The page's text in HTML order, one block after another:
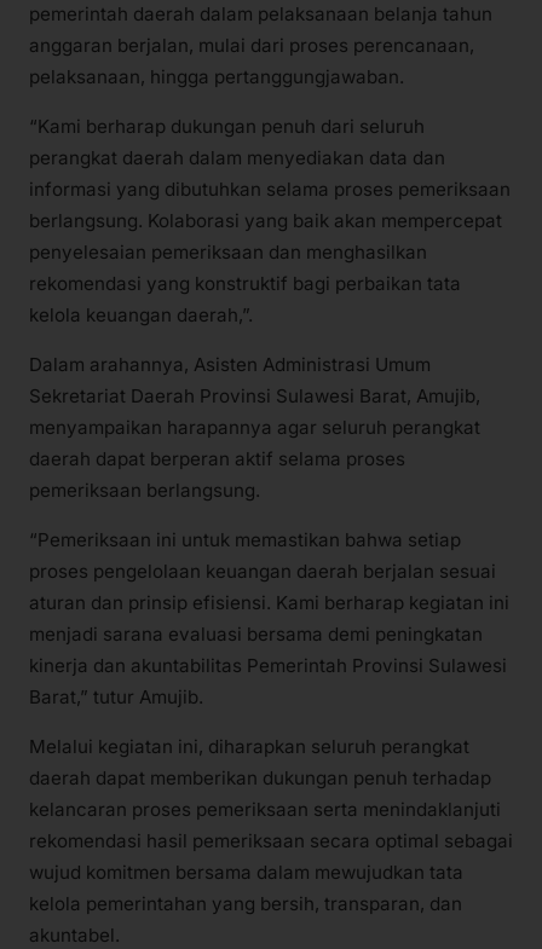
pemerintah daerah dalam pelaksanaan belanja tahun
anggaran berjalan, mulai dari proses perencanaan,
pelaksanaan, hingga pertanggungjawaban.
“Kami berharap dukungan penuh dari seluruh
perangkat daerah dalam menyediakan data dan
informasi yang dibutuhkan selama proses pemeriksaan
berlangsung. Kolaborasi yang baik akan mempercepat
penyelesaian pemeriksaan dan menghasilkan
rekomendasi yang konstruktif bagi perbaikan tata
kelola keuangan daerah,”.
Dalam arahannya, Asisten Administrasi Umum
Sekretariat Daerah Provinsi Sulawesi Barat, Amujib,
menyampaikan harapannya agar seluruh perangkat
daerah dapat berperan aktif selama proses
pemeriksaan berlangsung.
“Pemeriksaan ini untuk memastikan bahwa setiap
proses pengelolaan keuangan daerah berjalan sesuai
aturan dan prinsip efisiensi. Kami berharap kegiatan ini
menjadi sarana evaluasi bersama demi peningkatan
kinerja dan akuntabilitas Pemerintah Provinsi Sulawesi
Barat,” tutur Amujib.
Melalui kegiatan ini, diharapkan seluruh perangkat
daerah dapat memberikan dukungan penuh terhadap
kelancaran proses pemeriksaan serta menindaklanjuti
rekomendasi hasil pemeriksaan secara optimal sebagai
wujud komitmen bersama dalam mewujudkan tata
kelola pemerintahan yang bersih, transparan, dan
akuntabel.